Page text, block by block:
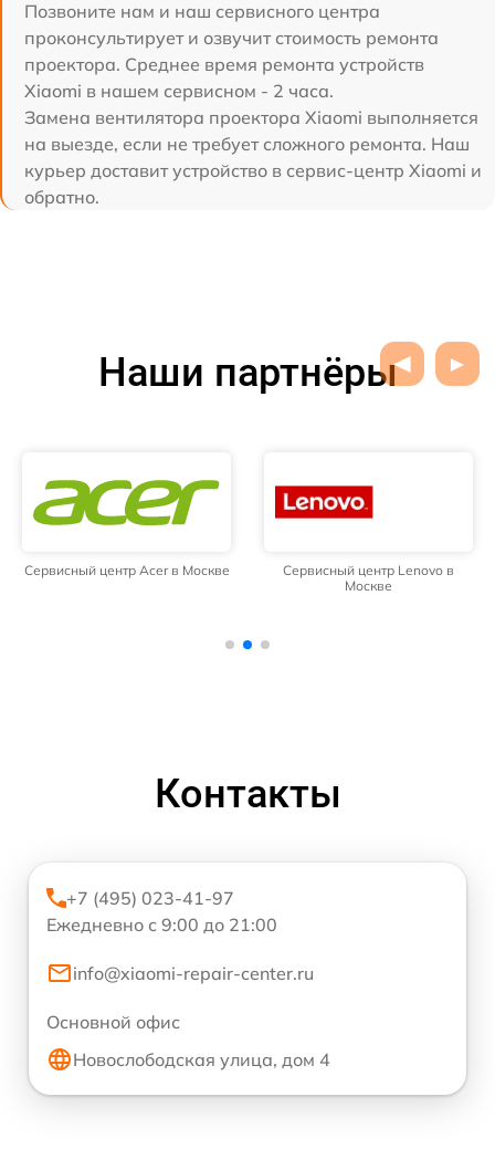
Позвоните нам и наш сервисного центра
проконсультирует и озвучит стоимость ремонта
проектора. Среднее время ремонта устройств
Xiaomi в нашем сервисном - 2 часа.
Замена вентилятора проектора Xiaomi выполняется
на выезде, если не требует сложного ремонта. Наш
курьер доставит устройство в сервис-центр Xiaomi и
обратно.
Наши партнёры
Сервисный центр Acer в Москве
Сервисный центр Lenovo в
Москве
Контакты
+7 (495) 023-41-97
Ежедневно с 9:00 до 21:00
info@xiaomi-repair-center.ru
Основной офис
Новослободская улица, дом 4